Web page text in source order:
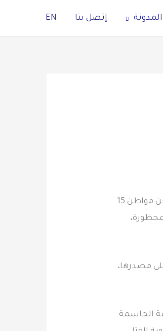
المدونة إتصل بنا EN
في حكم جديد يردع مروجي المخدرات ويسهم في القضاء على تجارتهم، قضت المحكمة العامة في الدوادمي، بسجن مواطن 15
المحظورة،
مصدرها،
الحاسمة